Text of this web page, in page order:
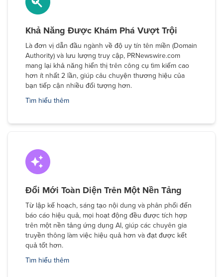
Khả Năng Được Khám Phá Vượt Trội
Là đơn vị dẫn đầu ngành về độ uy tín tên miền (Domain
Authority) và lưu lượng truy cập, PRNewswire.com
mang lại khả năng hiển thị trên công cụ tìm kiếm cao
hơn ít nhất 2 lần, giúp câu chuyện thương hiệu của
bạn tiếp cận nhiều đối tượng hơn.
Tìm hiểu thêm
Đổi Mới Toàn Diện Trên Một Nền Tảng
Từ lập kế hoạch, sáng tạo nội dung và phân phối đến
báo cáo hiệu quả, mọi hoạt động đều được tích hợp
trên một nền tảng ứng dụng AI, giúp các chuyên gia
truyền thông làm việc hiệu quả hơn và đạt được kết
quả tốt hơn.
Tìm hiểu thêm